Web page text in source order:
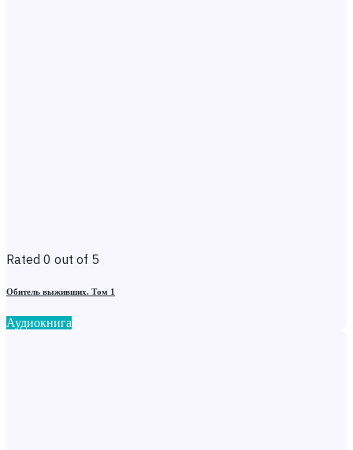
Rated 0 out of 5
Обитель выживших. Том 1
Аудиокнига